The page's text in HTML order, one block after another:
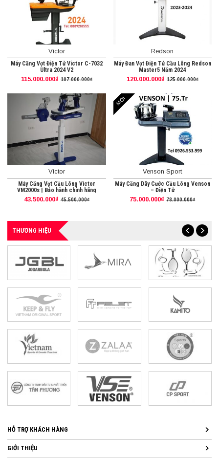
Victor
Máy Căng Vợt Điện Tử Victor C-7032
Ultra 2024 V2
115.000.000₫ 107.000.000₫
Redson
Máy Đan Vợt Điện Tử Cầu Lông Redson
Master5 Năm 2024
120.000.000₫ 125.000.000₫
Victor
Máy Căng Vợt Cầu Lông Victor
VM2000s | Bảo hành chính hãng
43.500.000₫ 45.500.000₫
MỚI
Venson Sport
Máy Căng Dây Cước Cầu Lông Venson
– Điện Tử
75.000.000₫ 78.000.000₫
THƯƠNG HIỆU
HỖ TRỢ KHÁCH HÀNG
GIỚI THIỆU